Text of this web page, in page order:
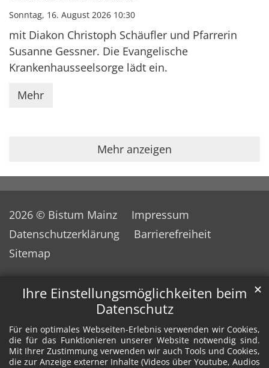
Ihre Einstellungsmöglichkeiten beim
Datenschutz
Für ein optimales Webseiten-Erlebnis verwenden wir Cookies,
die für das Funktionieren unserer Website notwendig sind.
Mit Ihrer Zustimmung verwenden wir auch Tools und Cookies,
die zur Anzeige externer Inhalte (Videos über Youtube, Audios
✕
Sonntag, 16. August 2026 10:30
mit Diakon Christoph Schäufler und Pfarrerin
Susanne Gessner. Die Evangelische
Krankenhausseelsorge lädt ein.
Mehr
Mehr anzeigen
2026 © Bistum Mainz
Impressum
Datenschutzerklärung
Barrierefreiheit
Sitemap